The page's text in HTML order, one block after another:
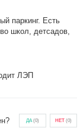
паркинг. Есть
школ, детсадов,
ЛЭП
ДА(0) НЕТ (0)